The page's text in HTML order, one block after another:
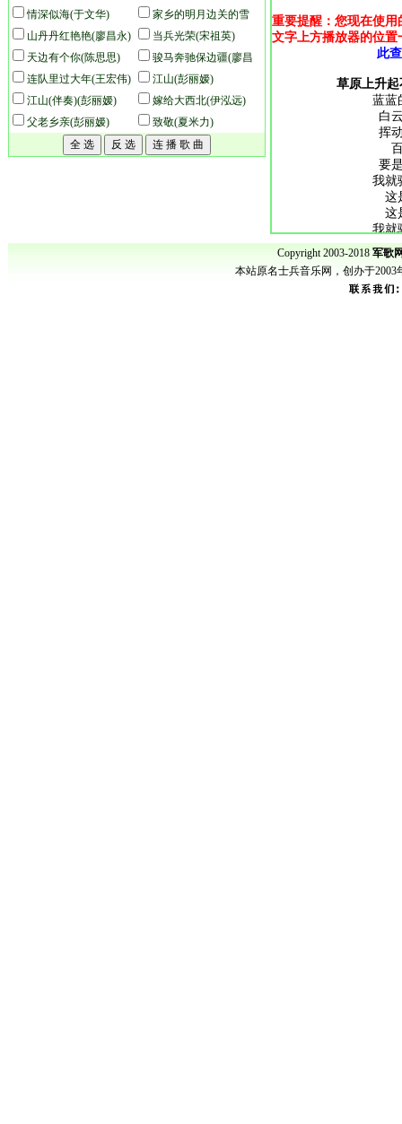
情深似海(于文华)
家乡的明月边关的雪
(王宏伟)
山丹丹红艳艳(廖昌永)
当兵光荣(宋祖英)
天边有个你(陈思思)
骏马奔驰保边疆(廖昌
永)
连队里过大年(王宏伟)
江山(彭丽嫒)
江山(伴奏)(彭丽嫒)
嫁给大西北(伊泓远)
父老乡亲(彭丽嫒)
致敬(夏米力)
重要提醒：您现在使
文字上方播放器的位
此
草原上升
蓝蓝
白
挥
要
我就
这
这
我就
这
这里
Copyright 2003-2018 军歌
本站原名士兵音乐网，创办于